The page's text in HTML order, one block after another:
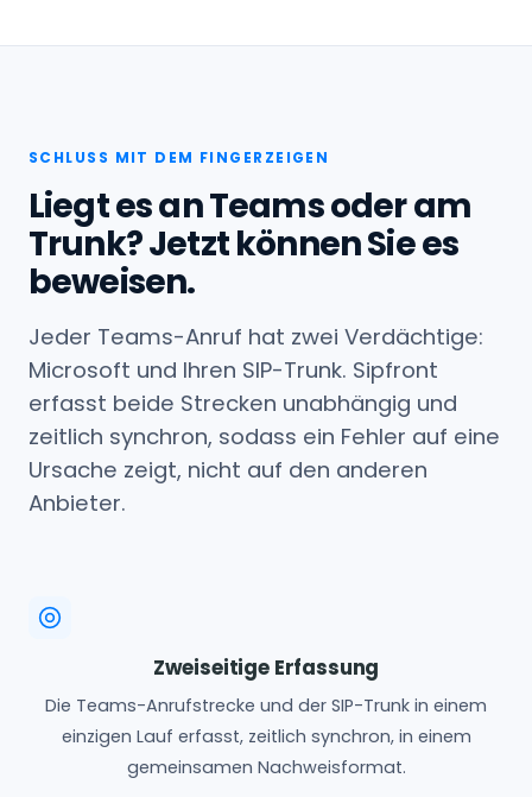
SCHLUSS MIT DEM FINGERZEIGEN
Liegt es an Teams oder am
Trunk? Jetzt können Sie es
beweisen.
Jeder Teams-Anruf hat zwei Verdächtige:
Microsoft und Ihren SIP-Trunk. Sipfront
erfasst beide Strecken unabhängig und
zeitlich synchron, sodass ein Fehler auf eine
Ursache zeigt, nicht auf den anderen
Anbieter.
Zweiseitige Erfassung
Die Teams-Anrufstrecke und der SIP-Trunk in einem
einzigen Lauf erfasst, zeitlich synchron, in einem
gemeinsamen Nachweisformat.